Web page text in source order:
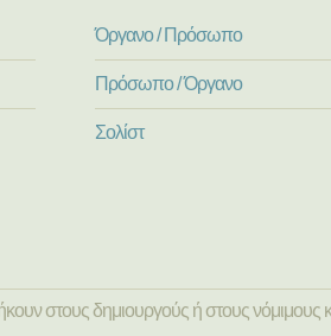
Όργανο / Πρόσωπο
Πρόσωπο / Όργανο
Σολίστ
στους δημιουργούς ή στους νόμιμους